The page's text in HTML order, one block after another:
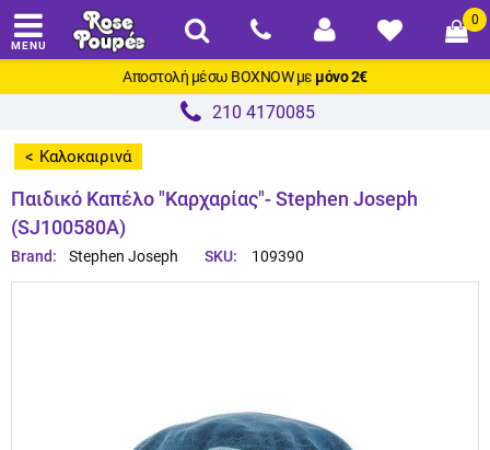
Αποστολή μέσω BOXNOWμε μόνο 2€
MENU
0
210 4170085
Καλοκαιρινά
Παιδικό Καπέλο "Καρχαρίας"- Stephen Joseph
(SJ100580A)
Brand: Stephen Joseph SKU: 109390